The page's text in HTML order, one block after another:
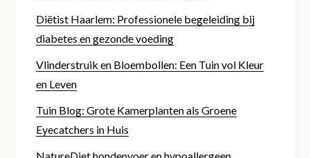
Diëtist Haarlem: Professionele begeleiding bij
diabetes en gezonde voeding
Vlinderstruik en Bloembollen: Een Tuin vol Kleur
en Leven
Tuin Blog: Grote Kamerplanten als Groene
Eyecatchers in Huis